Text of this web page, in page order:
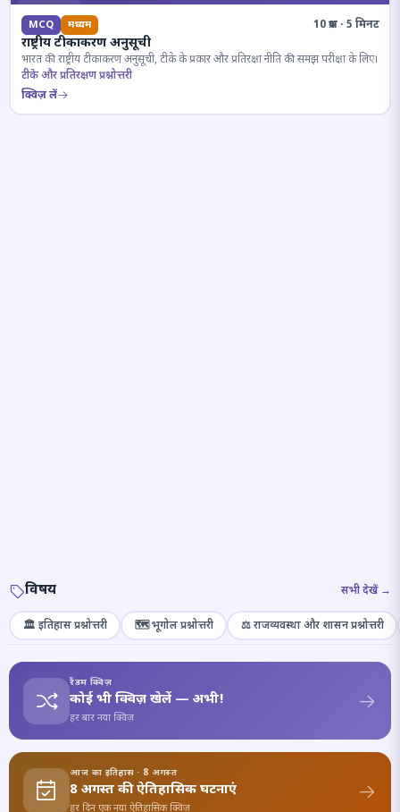
MCQ मध्यम 10 प्रश्न · 5 मिनट
राष्ट्रीय टीकाकरण अनुसूची
भारत की राष्ट्रीय टीकाकरण अनुसूची, टीके के प्रकार और प्रतिरक्षा नीति की समझ परीक्षा के लिए।
टीके और प्रतिरक्षण प्रश्नोत्तरी
क्विज़ लें
विषय सभी देखें →
🏛️ इतिहास प्रश्नोत्तरी 🗺️ भूगोल प्रश्नोत्तरी ⚖️ राजव्यवस्था और शासन प्रश्नोत्तरी
रैंडम क्विज़
कोई भी क्विज़ खेलें — अभी!
हर बार नया क्विज़
आज का इतिहास · 8 अगस्त
8 अगस्त की ऐतिहासिक घटनाएं
हर दिन एक नया ऐतिहासिक क्विज़